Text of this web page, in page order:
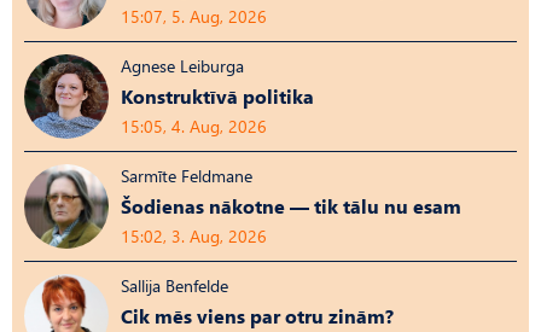
15:07, 5. Aug, 2026
Agnese Leiburga
Konstruktīvā politika
15:05, 4. Aug, 2026
Sarmīte Feldmane
Šodienas nākotne — tik tālu nu esam
15:02, 3. Aug, 2026
Sallija Benfelde
Cik mēs viens par otru zinām?